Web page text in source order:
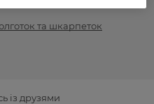
та шкарпеток
із друзями